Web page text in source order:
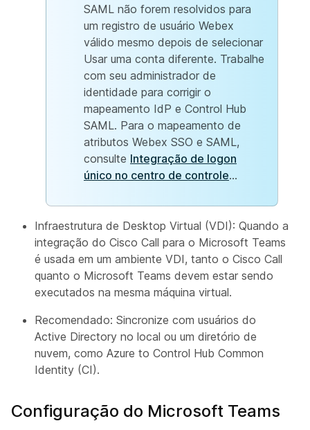
SAML não forem resolvidos para
um registro de usuário Webex
válido mesmo depois de selecionar
Usar uma conta diferente. Trabalhe
com seu administrador de
identidade para corrigir o
mapeamento IdP e Control Hub
SAML. Para o mapeamento de
atributos Webex SSO e SAML,
consulte Integração de logon
único no centro de controle...
Infraestrutura de Desktop Virtual (VDI): Quando a
integração do Cisco Call para o Microsoft Teams
é usada em um ambiente VDI, tanto o Cisco Call
quanto o Microsoft Teams devem estar sendo
executados na mesma máquina virtual.
Recomendado: Sincronize com usuários do
Active Directory no local ou um diretório de
nuvem, como Azure to Control Hub Common
Identity (CI).
Configuração do Microsoft Teams